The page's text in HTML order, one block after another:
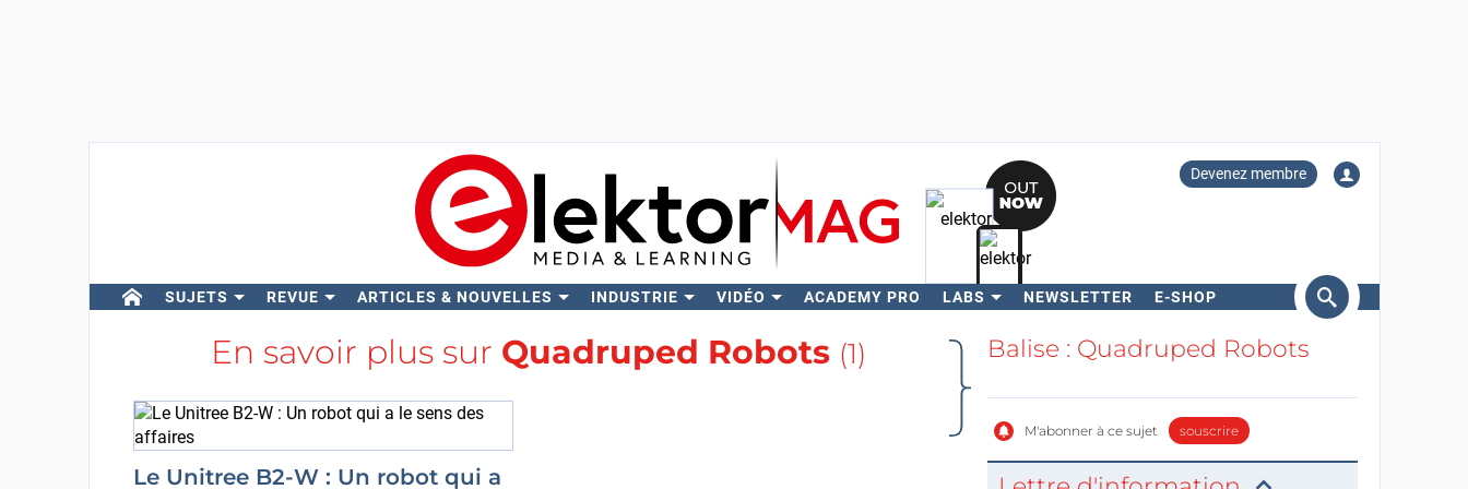
Devenez membre
SUJETS REVUE ARTICLES & NOUVELLES INDUSTRIE VIDÉO ACADEMY PRO LABS NEWSLETTER E-SHOP
Rechercher
En savoir plus sur Quadruped Robots (1)
Le Unitree B2-W : Un robot qui a
Balise : Quadruped Robots
M'abonner à ce sujet souscrire